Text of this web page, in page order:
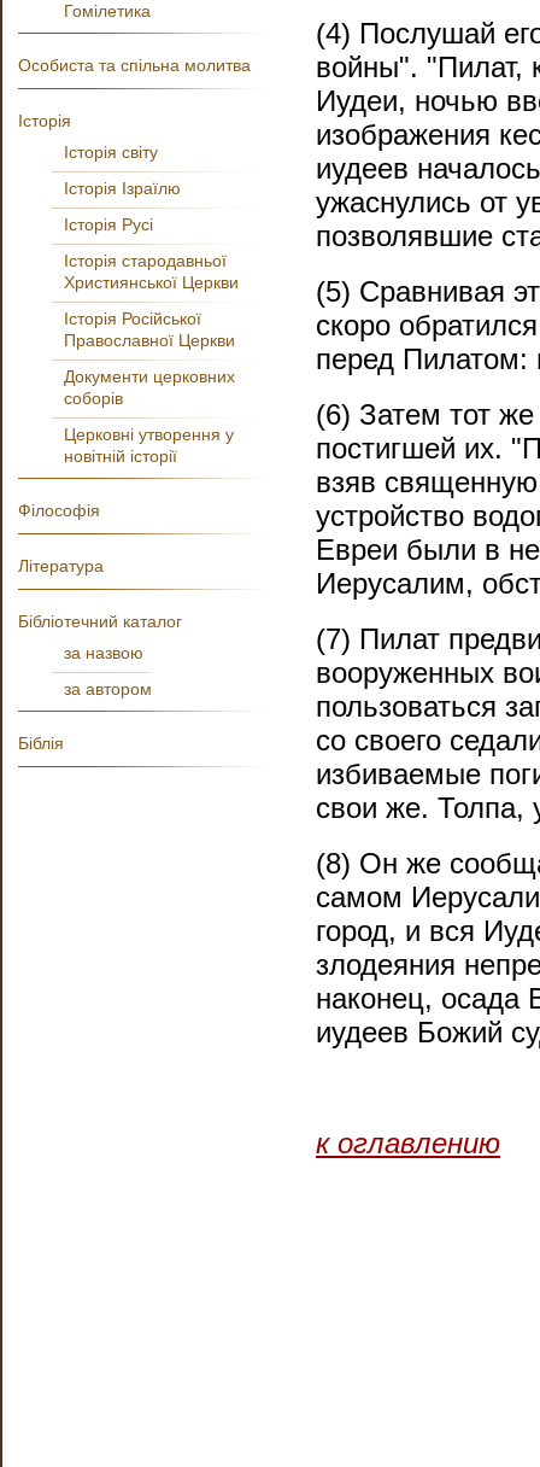
(4) Послушай
войны". "Пилат,
Иудеи, ночью
изображения
иудеев
ужаснулись от
позволявшие
(5) Сравнивая
скоро
перед Пилатом:
(6) Затем тот же
постигшей их.
взяв
устройство
Евреи были в
Иерусалим,
(7) Пилат
вооруженных
пользоваться
со своего
избиваемые
свои же. Толпа,
(8) Он же
самом
город, и вся
злодеяния
наконец, осада
иудеев Божий
к оглавлению
Гомілетика
Особиста та спільна молитва
Історія
Історія світу
Історія Ізраїлю
Історія Русі
Історія стародавньої
Християнської Церкви
Історія Російської
Православної Церкви
Документи церковних
соборів
Церковні утворення у
новітній історії
Філософія
Література
Бібліотечний каталог
за назвою
за автором
Біблія